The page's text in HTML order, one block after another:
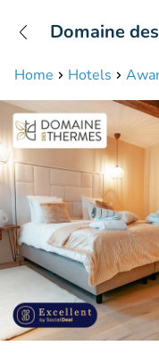
Home Hotels
Domaine